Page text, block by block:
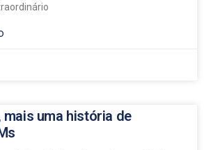
mais uma história de